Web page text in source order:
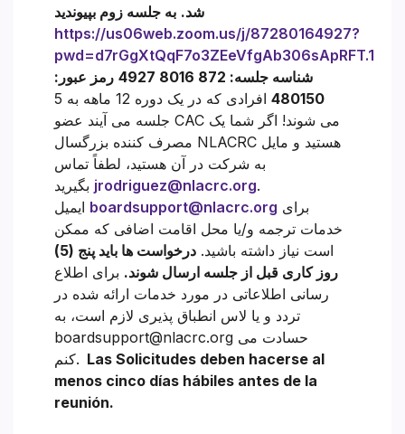
شد. به جلسه زوم بپیوندید
https://us06web.zoom.us/j/87280164927?
pwd=d7rGgXtQqF7o3ZEeVfgAb306sApRFT.1
شناسه جلسه: 872 8016 4927
رمز عبور:
480150
افرادی که در یک دوره 12 ماهه به 5
جلسه می آیند عضو CAC می شوند! اگر شما یک
مصرف کننده بزرگسال NLACRC هستید و مایل
به شرکت در آن هستید، لطفاً تماس
jrodriguez@nlacrc.org.
boardsupport@nlacrc.org
خدمات ترجمه و/یا محل اقامت اضافی که ممکن
است نیاز داشته باشید.
درخواست ها باید پنج (5)
روز کاری قبل از جلسه ارسال شوند. برای اطلاع
رسانی اطلاعاتی در مورد خدمات ارائه شده در
تردد و یا لاس انطباق پذیری لازم است، به
boardsupport@nlacrc.org حسادت می
کنم. Las Solicitudes deben hacerse al
menos cinco días hábiles antes de la
reunión.